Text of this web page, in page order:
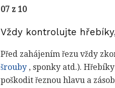
07 z 10
Vždy kontrolujte
Před zahájením řezu vždy
šrouby , sponky atd.).
poškodit řeznou hlavu a